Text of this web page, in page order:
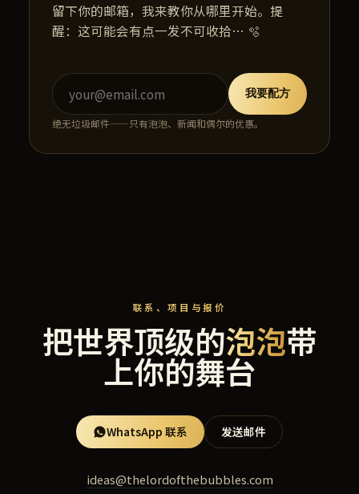
留下你的邮箱，我来教你从哪里开始。提
醒：这可能会有点一发不可收拾… 🫧
我要配方
绝无垃圾邮件——只有泡泡、新闻和偶尔的优惠。
联系、项目与报价
把世界顶级的泡泡带
上你的舞台
WhatsApp 联系 发送邮件
ideas@thelordofthebubbles.com